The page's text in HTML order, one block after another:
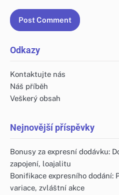
Odkazy
Kontaktujte nás
Náš příběh
Veškerý obsah
Nejnovější příspěvky
Bonusy za expresní dodávku:
zapojení, loajalitu
Bonifikace expresního dodání:
variace, zvláštní akce